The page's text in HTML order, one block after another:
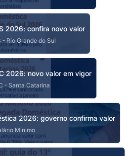
2026: confira novo valor
- Rio Grande do Sul
2026: novo valor em vigor
- Santa Catarina
2026: governo confirma valor
Mínimo